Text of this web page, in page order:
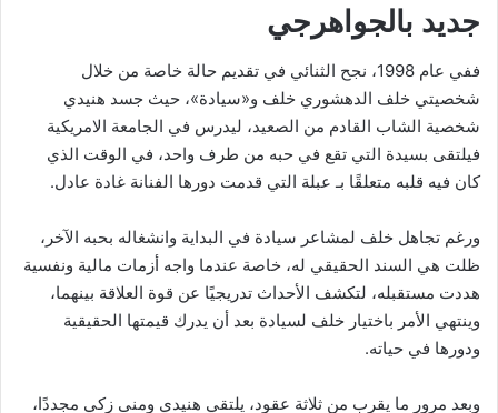
جديد بالجواهرجي
ففي عام 1998، نجح الثنائي في تقديم حالة خاصة من خلال
شخصيتي خلف الدهشوري خلف و«سيادة»، حيث جسد هنيدي
شخصية الشاب القادم من الصعيد، ليدرس في الجامعة الامريكية
فيلتقى بسيدة التي تقع في حبه من طرف واحد، في الوقت الذي
كان فيه قلبه متعلقًا بـ عبلة التي قدمت دورها الفنانة غادة عادل.
ورغم تجاهل خلف لمشاعر سيادة في البداية وانشغاله بحبه الآخر،
ظلت هي السند الحقيقي له، خاصة عندما واجه أزمات مالية ونفسية
هددت مستقبله، لتكشف الأحداث تدريجيًا عن قوة العلاقة بينهما،
وينتهي الأمر باختيار خلف لسيادة بعد أن يدرك قيمتها الحقيقية
ودورها في حياته.
وبعد مرور ما يقرب من ثلاثة عقود، يلتقي هنيدي ومنى زكي مجددًا،